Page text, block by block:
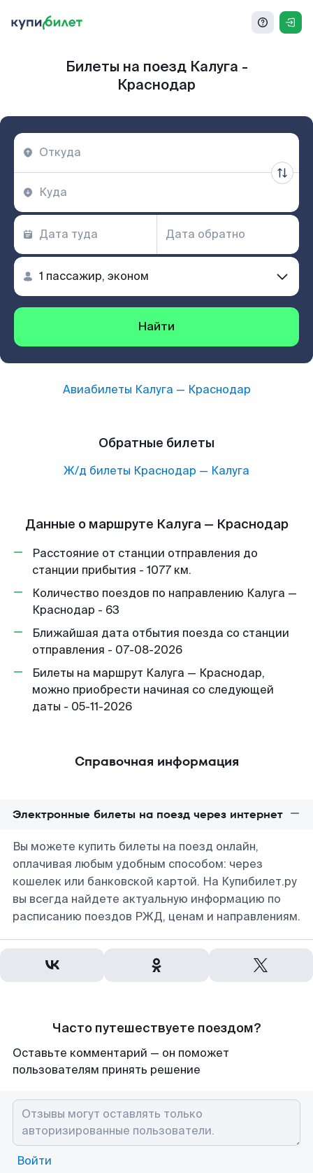
Билеты на поезд Калуга -
Краснодар
Найти
Авиабилеты Калуга — Краснодар
Обратные билеты
Ж/д билеты Краснодар — Калуга
Данные о маршруте Калуга — Краснодар
Расстояние от станции отправления до
станции прибытия - 1077 км.
Количество поездов по направлению Калуга —
Краснодар - 63
Ближайшая дата отбытия поезда со станции
отправления - 07-08-2026
Билеты на маршрут Калуга — Краснодар,
можно приобрести начиная со следующей
даты - 05-11-2026
Справочная информация
Электронные билеты на поезд через интернет
Вы можете купить билеты на поезд онлайн,
оплачивая любым удобным способом: через
кошелек или банковской картой. На Купибилет.ру
вы всегда найдете актуальную информацию по
расписанию поездов РЖД, ценам и направлениям.
Часто путешествуете поездом?
Оставьте комментарий — он поможет
пользователям принять решение
Войти